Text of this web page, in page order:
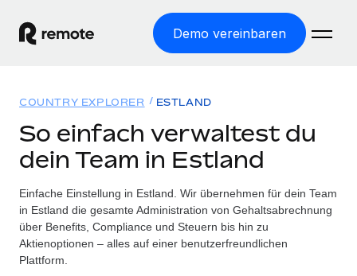
Demo vereinbaren
WELTWEITE BESCHÄFTIGUNG
Globale Payroll
Einfache, rechtssicher Payroll
Employer of Record
Weltweites Wachstum ohne Kosten für Niederlassungen
Lösungen
WELTWEITE ABDECKUNG
Country Explorer
Länderspezifische Unterstützung bei der Einstellung
Ressourcen
TOOLS UND RECHNER
Scheinselbstständigkeitsrisiko berechnen
Preise
COUNTRY EXPLORER ESTLAND
So einfach verwaltest du
dein Team in Estland
Einfache Einstellung in Estland. Wir übernehmen für dein Team
in Estland die gesamte Administration von Gehaltsabrechnung
über Benefits, Compliance und Steuern bis hin zu
Aktienoptionen – alles auf einer benutzerfreundlichen
Plattform.